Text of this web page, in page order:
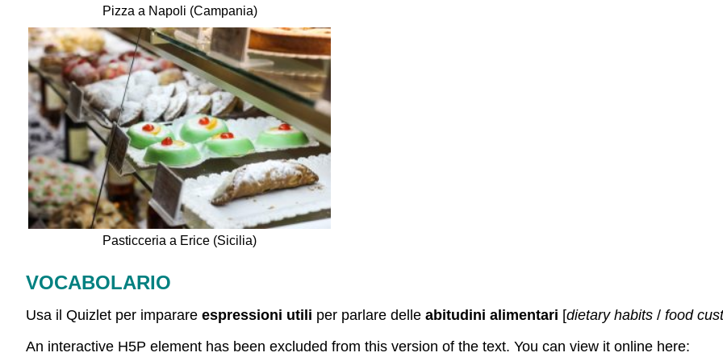
Pizza a Napoli (Campania)
Pasticceria a Erice (Sicilia)
VOCABOLARIO
Usa il Quizlet per imparare espressioni utili per parlare delle abitudini alimentari [dietary habits / food
An interactive H5P element has been excluded from this version of the text. You can view it online here: